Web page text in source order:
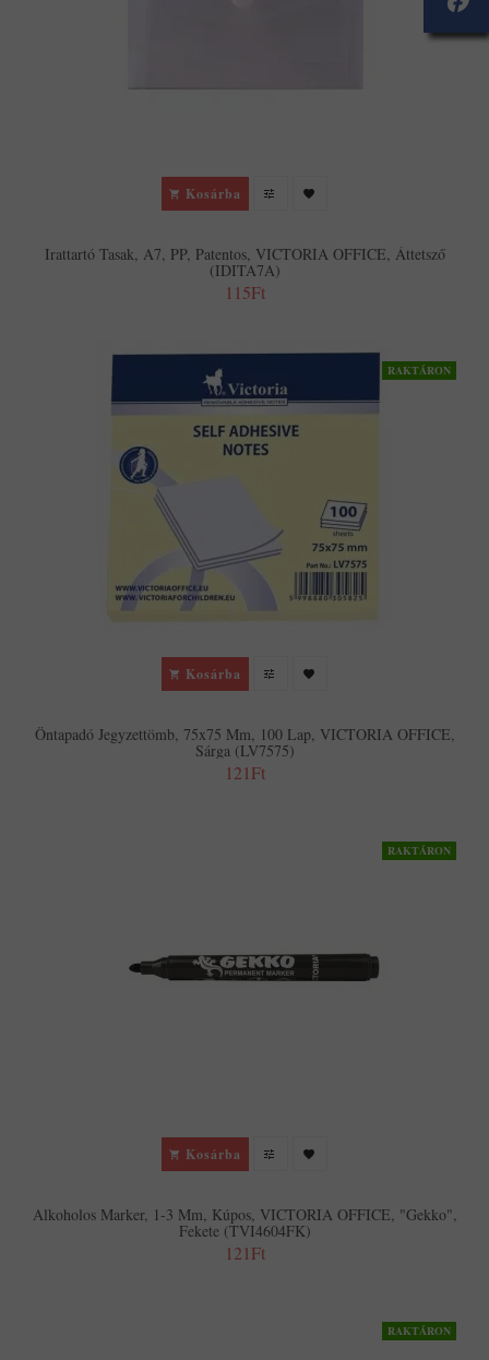
Kosárba
Irattartó Tasak, A7, PP, Patentos, VICTORIA OFFICE, Áttetsző
(IDITA7A)
115Ft
RAKTÁRON
Kosárba
Öntapadó Jegyzettömb, 75x75 Mm, 100 Lap, VICTORIA OFFICE,
Sárga (LV7575)
121Ft
RAKTÁRON
Kosárba
Alkoholos Marker, 1-3 Mm, Kúpos, VICTORIA OFFICE, "Gekko",
Fekete (TVI4604FK)
121Ft
RAKTÁRON